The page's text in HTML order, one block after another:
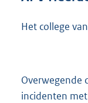
Het college
Overwegende
incidenten